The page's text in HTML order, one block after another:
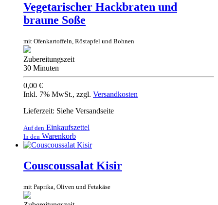
Vegetarischer Hackbraten und
braune Soße
mit Ofenkartoffeln, Röstapfel und Bohnen
Zubereitungszeit
30 Minuten
0,00 €
Inkl. 7% MwSt., zzgl. Versandkosten
Lieferzeit: Siehe Versandseite
Auf den Einkaufszettel
In den Warenkorb
Couscoussalat Kisir
mit Paprika, Oliven und Fetakäse